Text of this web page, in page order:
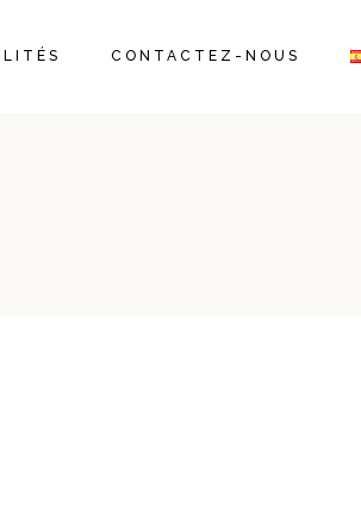
CONTACTEZ-NOUS